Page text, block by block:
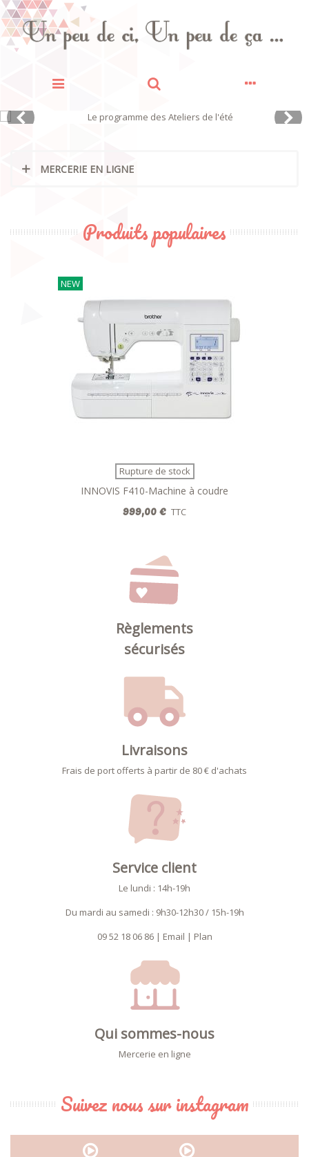
MERCERIE EN LIGNE
Produits populaires
NEW
Rupture de stock
INNOVIS F410-Machine à coudre
999,00 € TTC
Règlements
sécurisés
Livraisons
Frais de port offerts à partir de 80 € d'achats
Service client
Le lundi : 14h-19h
Du mardi au samedi : 9h30-12h30 / 15h-19h
09 52 18 06 86| Email | Plan
Qui sommes-nous
Mercerie en ligne
Suivez nous sur instagram